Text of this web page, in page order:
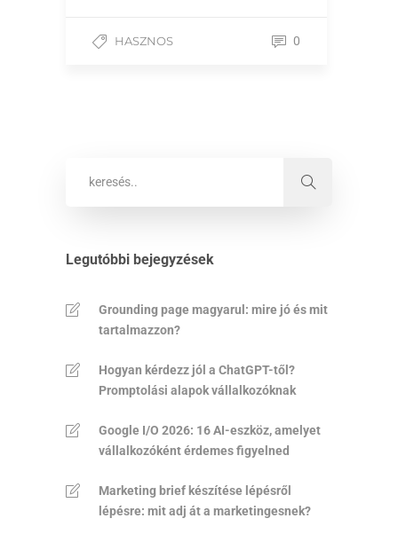
HASZNOS 0
Legutóbbi bejegyzések
Grounding page magyarul: mire jó és mit
tartalmazzon?
Hogyan kérdezz jól a ChatGPT-től?
Promptolási alapok vállalkozóknak
Google I/O 2026: 16 AI-eszköz, amelyet
vállalkozóként érdemes figyelned
Marketing brief készítése lépésről
lépésre: mit adj át a marketingesnek?